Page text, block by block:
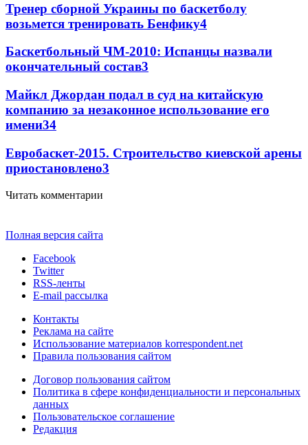
Тренер сборной Украины по баскетболу
возьмется тренировать Бенфику4
Баскетбольный ЧМ-2010: Испанцы назвали
окончательный состав3
Майкл Джордан подал в суд на китайскую
компанию за незаконное использование его
имени34
Евробаскет-2015. Строительство киевской арены
приостановлено3
Читать комментарии
Полная версия сайта
Facebook
Twitter
RSS-ленты
E-mail рассылка
Контакты
Реклама на сайте
Использование материалов korrespondent.net
Правила пользования сайтом
Договор пользования сайтом
Политика в сфере конфиденциальности и персональных
данных
Пользовательское соглашение
Редакция